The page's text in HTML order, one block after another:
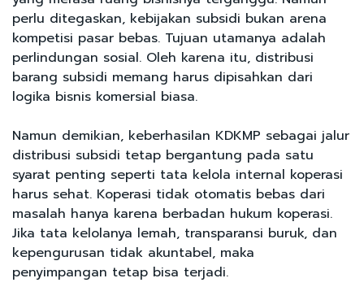
perlu ditegaskan, kebijakan subsidi bukan arena
kompetisi pasar bebas. Tujuan utamanya adalah
perlindungan sosial. Oleh karena itu, distribusi
barang subsidi memang harus dipisahkan dari
logika bisnis komersial biasa.
Namun demikian, keberhasilan KDKMP sebagai jalur
distribusi subsidi tetap bergantung pada satu
syarat penting seperti tata kelola internal koperasi
harus sehat. Koperasi tidak otomatis bebas dari
masalah hanya karena berbadan hukum koperasi.
Jika tata kelolanya lemah, transparansi buruk, dan
kepengurusan tidak akuntabel, maka
penyimpangan tetap bisa terjadi.